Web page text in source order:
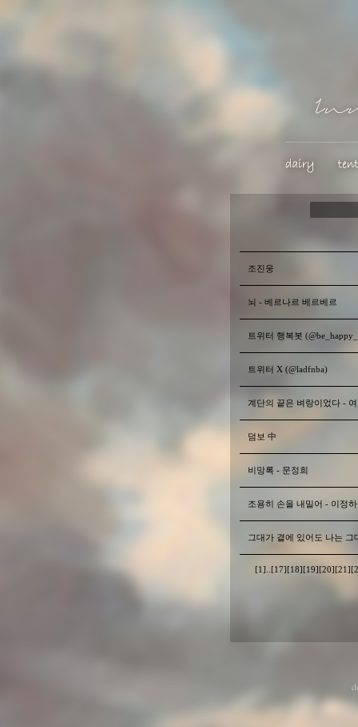
조진웅
뇌 - 베르나르 베르베르
트위터 행복봇
트위터 X (@ladfnba)
계단의 끝은 벼랑이었다 -
덤보 中
비망록 - 문정희
조용히 손을 내밀어 - 이정하
그대가 곁에 있어도 나는 그
[1] [17] [18] [19] [20] [21]